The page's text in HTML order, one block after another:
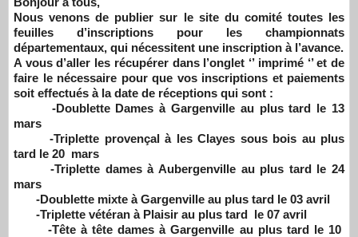
Nous venons de publier sur le site du comité toutes les
feuilles d’inscriptions pour les championnats
départementaux, qui nécessitent une inscription à l’avance.
A vous d’aller les récupérer dans l’onglet ‘’ imprimé ‘’ et de
faire le nécessaire pour que vos inscriptions et paiements
soit effectués à la date de réceptions qui sont :
-Doublette Dames à Gargenville au plus tard le 13
mars
-Triplette provençal à les Clayes sous bois au plus
tard le 20 mars
-Triplette dames à Aubergenville au plus tard le 24
mars
-Doublette mixte à Gargenville au plus tard le 03 avril
-Triplette vétéran à Plaisir au plus tard le 07 avril
-Tête à tête dames à Gargenville au plus tard le 10